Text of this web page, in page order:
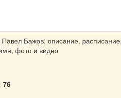
Павел Бажов: описание,
фото и видео
76